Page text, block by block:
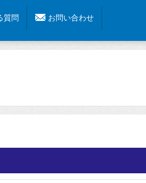
質問 お問い合わせ